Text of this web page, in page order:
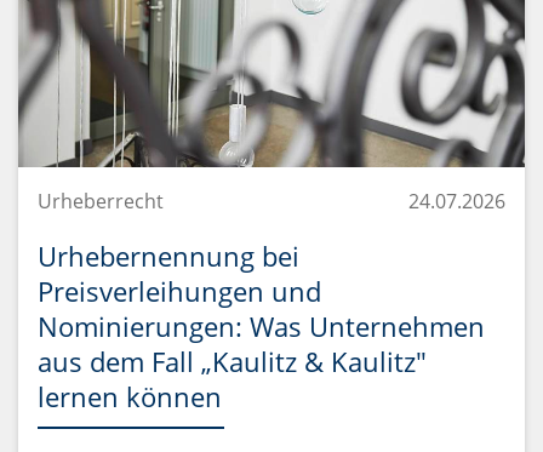
Urheberrecht 24.07.2026
Urhebernennung bei
Preisverleihungen und
Nominierungen: Was Unternehmen
aus dem Fall „Kaulitz & Kaulitz"
lernen können